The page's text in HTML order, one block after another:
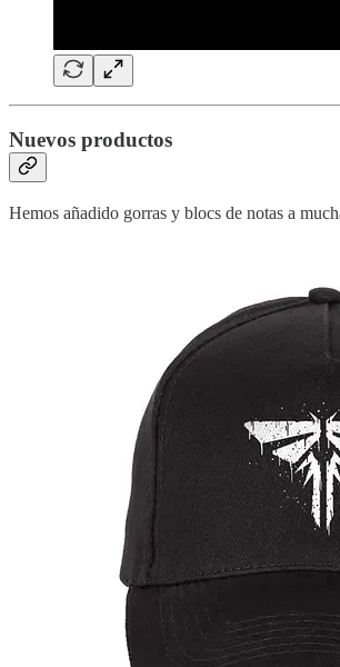
Nuevos productos
Hemos añadido gorras y blocs de notas a